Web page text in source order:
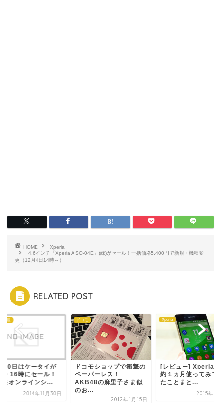
HOME
Xperia
4.6インチ「Xperia A SO-04E」(緑)がセール！一括価格5,400円で新規・機種変
更（12月4日14時～）
RELATED POST
情報
30日はケータイが
・16時にセール！
モオンラインシ...
2014年11月30日
ドコモ
ドコモショップで衝撃の
ペーパーレス！
AKB48の麻里子さま似
のお...
2012年1月15日
Xperia
[レビュー] Xperia
約１ヵ月使ってみて
たことまと...
2015年7